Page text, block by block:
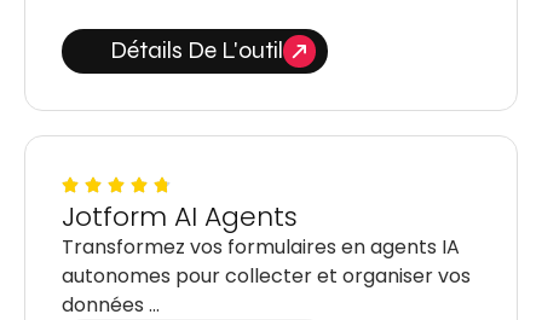
Détails De L'outil
Jotform AI Agents
Transformez vos formulaires en agents IA
autonomes pour collecter et organiser vos
données …